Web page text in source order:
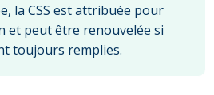
la CSS est attribuée pour
et peut être renouvelée si
toujours remplies.